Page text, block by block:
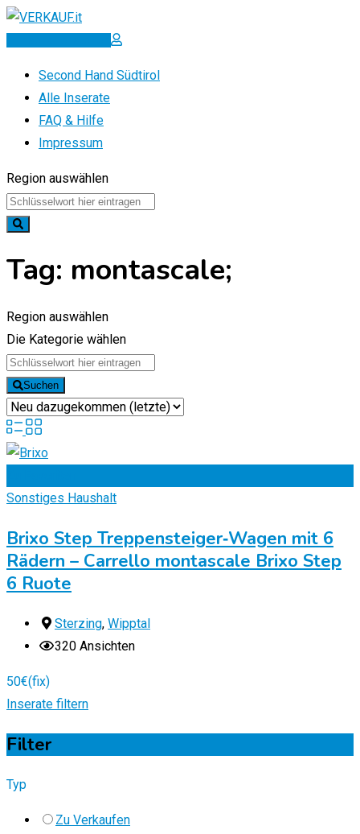
Zum
Inserat erstellen
Second Hand Südtirol
Alle Inserate
FAQ & Hilfe
Impressum
Region auswählen
Tag: montascale;
Region auswählen
Die Kategorie wählen
Suchen
Sonstiges Haushalt
Brixo Step Treppensteiger‑Wagen mit 6
Rädern – Carrello montascale Brixo Step
6 Ruote
Sterzing, Wipptal
320 Ansichten
50€(fix)
Inserate filtern
Filter
Typ
Zu Verkaufen